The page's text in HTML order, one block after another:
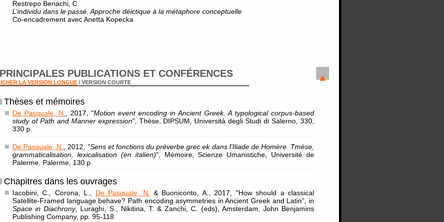
Restrepo Benachi, C.
L’individu dans le passé. Approche déictique à la métaphore conceptuelle
Co-encadrement avec Anetta Kopecka
PRINCIPALES PUBLICATIONS ET CONFÉRENCES
LA VERSION LONGUE / VERSION COURTE
Thèses et mémoires
De Pasquale, N. , 2017, "Motion event encoding in Ancient Greek. A typological corpus-based
study of Path and Manner expression", Thèse, DIPSUM, Università degli Studi di Salerno, 330,
330 p.
De Pasquale, N. , 2012, "Sens et fonctions du préverbe grecekdans l’Iliade de Homère. Tmèse,
grammaticalisation, lexicalisation (en italien)", Mémoire, Scienze Umanistiche, Université de
Palerme, Palerme, 130 p.
Chapitres dans les ouvrages
Iacobini, C., Corona, L., De Pasquale, N.
& Buoniconto, A., 2017, "How should a classical
Satellite-Framed language behave? Path encoding asymmetries in Ancient Greek and Latin", in
Space in Diachrony, Luraghi, S., Nikitina, T. & Zanchi, C. (eds), Amsterdam, John Benjamins
Publishing Company, pp. 95-118